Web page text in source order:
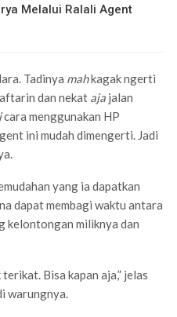
Melalui Ralali Agent
Tadinya mahkagak ngerti
dan nekat aja jalan
cara menggunakan HP
ini mudah dimengerti. Jadi
yang ia dapatkan
dapat membagi waktu antara
kelontongan miliknya dan
Bisa kapan aja,” jelas
warungnya.